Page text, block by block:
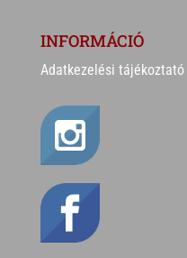
INFORMÁCIÓ
Adatkezelési tájékoztató